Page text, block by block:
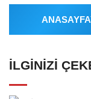
İLGINIZI